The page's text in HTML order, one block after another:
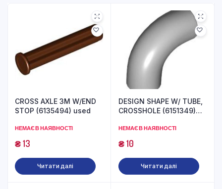
CROSS AXLE 3M W/END
STOP (6135494) used
НЕМАЄ В НАЯВНОСТІ
₴13
Читати далі
DESIGN SHAPE W/ TUBE,
CROSSHOLE (6151349)
НЕМАЄ В НАЯВНОСТІ
₴10
Читати далі